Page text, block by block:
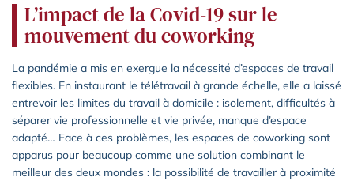
L’impact de la Covid-19 sur le
mouvement du coworking
La pandémie a mis en exergue la nécessité d’espaces de travail
flexibles. En instaurant le télétravail à grande échelle, elle a laissé
entrevoir les limites du travail à domicile : isolement, difficultés à
séparer vie professionnelle et vie privée, manque d’espace
adapté… Face à ces problèmes, les espaces de coworking sont
apparus pour beaucoup comme une solution combinant le
meilleur des deux mondes : la possibilité de travailler à proximité